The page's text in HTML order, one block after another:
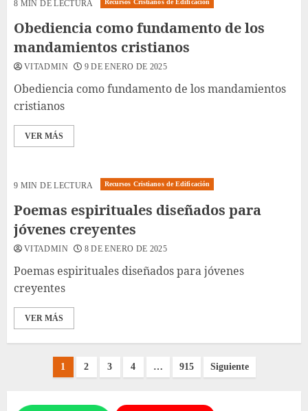
8 MIN DE LECTURA Recursos Cristianos de Edificación
Obediencia como fundamento de los
mandamientos cristianos
VITADMIN 9 DE ENERO DE 2025
Obediencia como fundamento de los mandamientos
cristianos
VER MÁS
9 MIN DE LECTURA Recursos Cristianos de Edificación
Poemas espirituales diseñados para
jóvenes creyentes
VITADMIN 8 DE ENERO DE 2025
Poemas espirituales diseñados para jóvenes
creyentes
VER MÁS
Paginación
1 2 3 4 … 915 Siguiente